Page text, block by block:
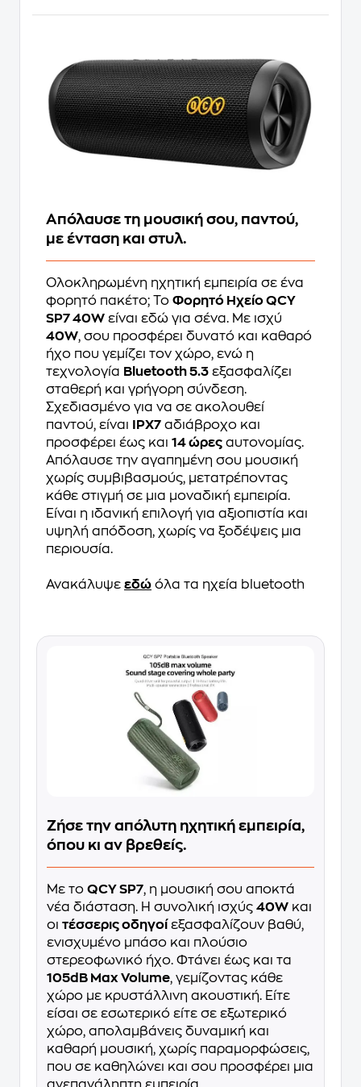
Απόλαυσε τη μουσική σου, παντού,
με ένταση και στυλ.
Ολοκληρωμένη ηχητική εμπειρία σε ένα
φορητό πακέτο; Το Φορητό Ηχείο QCY
SP7 40W είναι εδώ για σένα. Με ισχύ
40W, σου προσφέρει δυνατό και καθαρό
ήχο που γεμίζει τον χώρο, ενώ η
τεχνολογία Bluetooth 5.3 εξασφαλίζει
σταθερή και γρήγορη σύνδεση.
Σχεδιασμένο για να σε ακολουθεί
παντού, είναι
IPX7 αδιάβροχο και
προσφέρει έως και 14 ώρες αυτονομίας.
Απόλαυσε την αγαπημένη σου μουσική
χωρίς συμβιβασμούς, μετατρέποντας
κάθε στιγμή σε μια μοναδική εμπειρία.
Είναι η ιδανική επιλογή για αξιοπιστία και
υψηλή απόδοση, χωρίς να ξοδέψεις μια
περιουσία.
Ανακάλυψε εδώ όλα τα ηχεία bluetooth
Ζήσε την απόλυτη ηχητική εμπειρία,
όπου κι αν βρεθείς.
Με το QCY SP7, η μουσική σου αποκτά
νέα διάσταση. Η συνολική ισχύς 40W και
οι τέσσερις οδηγοί εξασφαλίζουν βαθύ,
ενισχυμένο μπάσο και πλούσιο
στερεοφωνικό ήχο. Φτάνει έως και τα
105dB Max Volume, γεμίζοντας κάθε
χώρο με κρυστάλλινη ακουστική. Είτε
είσαι σε εσωτερικό είτε σε εξωτερικό
χώρο, απολαμβάνεις δυναμική και
καθαρή μουσική, χωρίς παραμορφώσεις,
που σε καθηλώνει και σου προσφέρει μια
ανεπανάληπτη εμπειρία.